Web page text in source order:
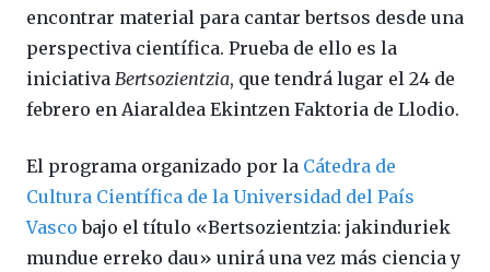
encontrar material para cantar bertsos desde una
perspectiva científica. Prueba de ello es la
iniciativa Bertsozientzia, que tendrá lugar el 24 de
febrero en Aiaraldea Ekintzen Faktoria de Llodio.
El programa organizado por la Cátedra de
Cultura Científica de la Universidad del País
Vasco bajo el título «Bertsozientzia: jakinduriek
mundue erreko dau» unirá una vez más ciencia y